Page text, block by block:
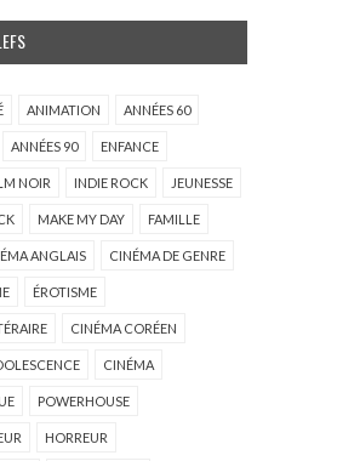
ANIMATION ANNÉES 60
ANNÉES 90 ENFANCE
NOIR INDIE ROCK JEUNESSE
MAKE MY DAY FAMILLE
ANGLAIS CINÉMA DE GENRE
ÉROTISME
CINÉMA CORÉEN
CINÉMA
POWERHOUSE
HORREUR